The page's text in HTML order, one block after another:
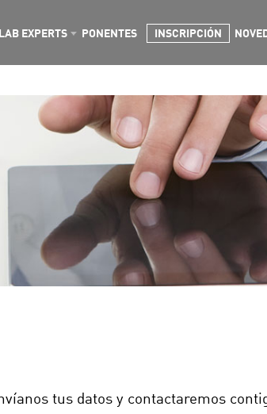
LAB EXPERTS PONENTES INSCRIPCIÓN
tus datos y contactaremos